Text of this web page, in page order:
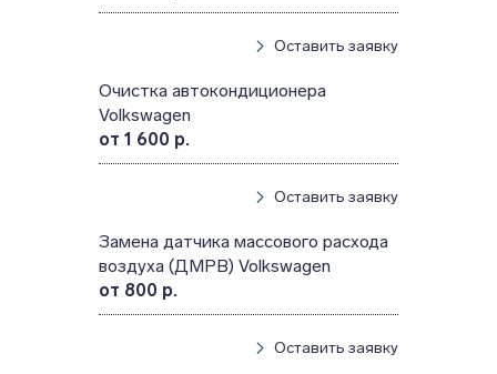
Оставить заявку
Очистка автокондиционера
Volkswagen
от 1 600 р.
Оставить заявку
Замена датчика массового расхода
воздуха (ДМРВ) Volkswagen
от 800 р.
Оставить заявку